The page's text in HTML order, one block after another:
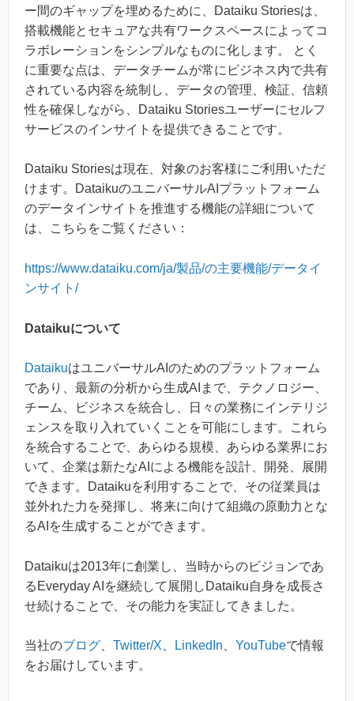
ー間のギャップを埋めるために、Dataiku Storiesは、
搭載機能とセキュアな共有ワークスペースによってコ
ラボレーションをシンプルなものに化します。 とく
に重要な点は、データチームが常にビジネス内で共有
されている内容を統制し、データの管理、検証、信頼
性を確保しながら、Dataiku Storiesユーザーにセルフ
サービスのインサイトを提供できることです。
Dataiku Storiesは現在、対象のお客様にご利用いただ
けます。DataikuのユニバーサルAIプラットフォーム
のデータインサイトを推進する機能の詳細について
は、こちらをご覧ください：
https://www.dataiku.com/ja/製品/の主要機能/データイ
ンサイト/
Dataikuについて
DataikuはユニバーサルAIのためのプラットフォーム
であり、最新の分析から生成AIまで、テクノロジー、
チーム、ビジネスを統合し、日々の業務にインテリジ
ェンスを取り入れていくことを可能にします。これら
を統合することで、あらゆる規模、あらゆる業界にお
いて、企業は新たなAIによる機能を設計、開発、展開
できます。Dataikuを利用することで、その従業員は
並外れた力を発揮し、将来に向けて組織の原動力とな
るAIを生成することができます。
Dataikuは2013年に創業し、当時からのビジョンであ
るEveryday AIを継続して展開しDataiku自身を成長さ
せ続けることで、その能力を実証してきました。
当社のブログ、 Twitter/X、 LinkedIn、 YouTubeで情報
をお届けしています。